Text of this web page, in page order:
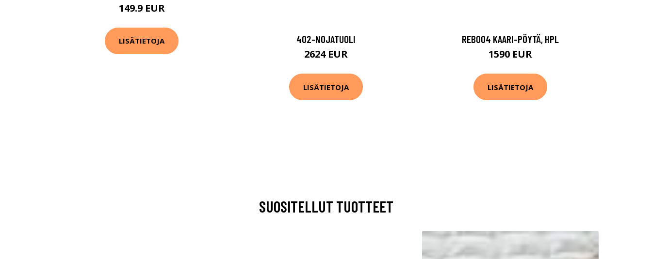
149.9 EUR
LISÄTIETOJA 402-NOJATUOLI
2624 EUR
LISÄTIETOJA
REB004 KAARI-PÖYTÄ, HPL
1590 EUR
LISÄTIETOJA
SUOSITELLUT TUOTTEET